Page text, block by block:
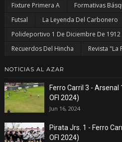
Fixture Primera A
Formativas
Futsal
La Leyenda Del Carbonero
Polideportivo 1 De Diciembre De 1912
Recuerdos Del Hincha
Revista "La
NOTICIAS AL AZAR
Ferro Carril 3 - Arsenal
OFI 2024)
Jun 16, 2024
Pirata Jrs. 1 - Ferro
OFI 2024)